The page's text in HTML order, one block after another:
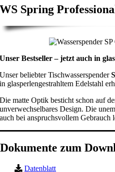
WS Spring
Unser Bestseller – jetzt auch in
Unser beliebter Tischwasserspender
in glasperlengestrahltem Edelstahl
Die matte Optik besticht schon auf
unverwechselbares Design. Die
auch bei anspruchsvollem Gebrauch
Dokumente zum
Datenblatt